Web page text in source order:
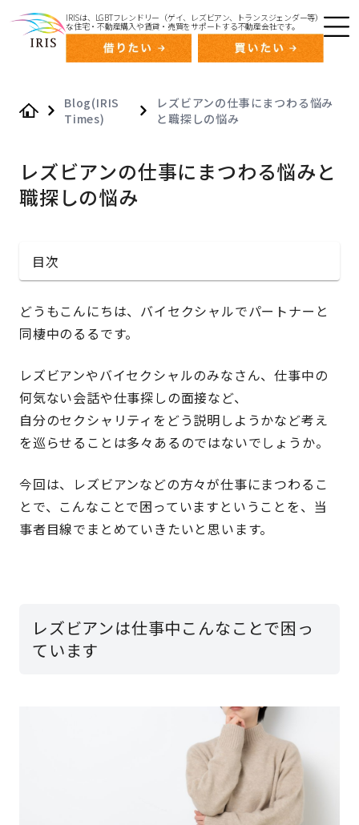
IRISは、LGBTフレンドリー（ゲイ、レズビアン、トランスジェンダー等）
な住宅・不動産購入や賃貸・売買をサポートする不動産会社です。
Blog(IRIS
Times)
レズビアンの仕事にまつわる悩み
と職探しの悩み
レズビアンの仕事にまつわる悩みと
職探しの悩み
どうもこんにちは、バイセクシャルでパートナーと
同棲中のるるです。
レズビアンやバイセクシャルのみなさん、仕事中の
何気ない会話や仕事探しの面接など、
自分のセクシャリティをどう説明しようかなど考え
を巡らせることは多々あるのではないでしょうか。
今回は、レズビアンなどの方々が仕事にまつわるこ
とで、こんなことで困っていますということを、当
事者目線でまとめていきたいと思います。
レズビアンは仕事中こんなことで困っ
ています
目次